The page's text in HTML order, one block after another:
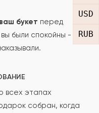
USD
RUB
букет перед
были спокойны -
всех этапах
собран, когда